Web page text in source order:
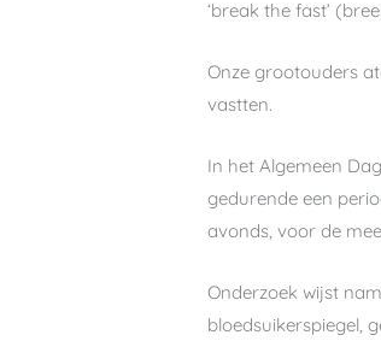
‘break the fast’
Onze grootouders
vastten.
In het Algemeen
gedurende een
avonds, voor de
Onderzoek wijst
bloedsuikerspiegel,